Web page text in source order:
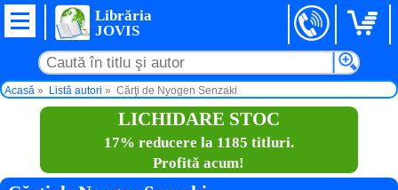
Librăria
JOVIS
Acasă Listă autori Cărţi de Nyogen Senzaki
LICHIDARE STOC
17% reducere la 1185 titluri.
Profită acum!